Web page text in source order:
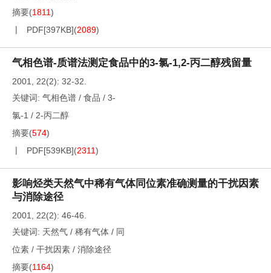
摘要(1811)
PDF[397KB](2089)
气相色谱-质谱法测定食品中的3-氯-1,2-丙二醇残留量
2001, 22(2): 32-32.
关键词: 气相色谱 / 食品 / 3-
氯-1 / 2-丙二醇
摘要(574)
PDF[539KB](2311)
影响烃类天然气中稀有气体同位素准确测量的干扰因素
与消除途径
2001, 22(2): 46-46.
关键词: 天然气 / 稀有气体 / 同
位素 / 干扰因素 / 消除途径
摘要(1164)